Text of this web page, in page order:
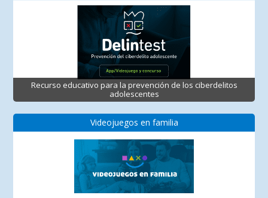
Recurso educativo para la prevención de los ciberdelitos
adolescentes
Videojuegos en familia